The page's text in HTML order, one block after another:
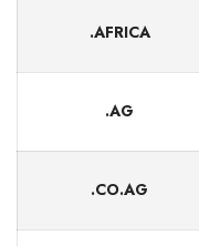
.AFRICA
.AG
.CO.AG